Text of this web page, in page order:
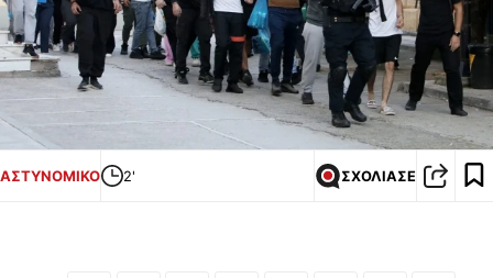
ΑΣΤΥΝΟΜΙΚΟ 2' ΣΧΟΛΙΑΣΕ